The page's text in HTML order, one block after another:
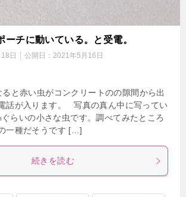
ーチに動いている。と受電。
日 公開日： 2021年5月16日
と赤い虫がコンクリートのの隙間から出
話が入ります。 写真の真ん中に写ってい
らいの小さな虫です。調べてみたところ
一種だそうです […]
続きを読む